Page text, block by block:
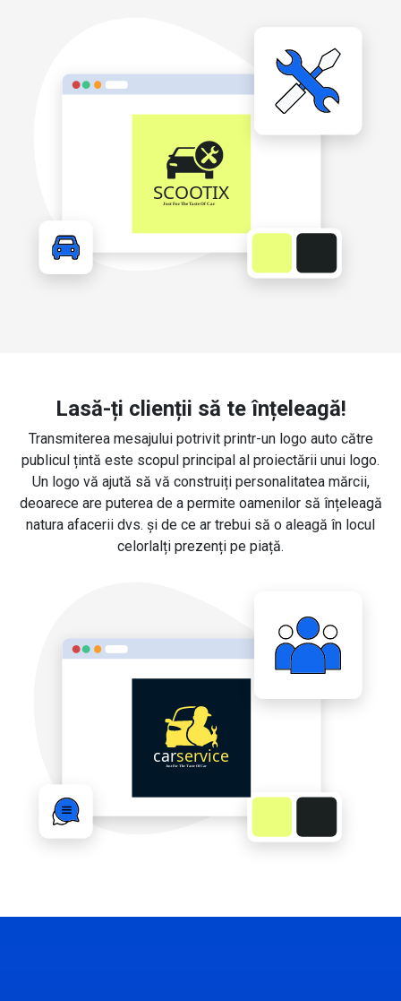
Lasă-ți clienții să te înțeleagă!
Transmiterea mesajului potrivit printr-un logo auto către
publicul țintă este scopul principal al proiectării unui logo.
Un logo vă ajută să vă construiți personalitatea mărcii,
deoarece are puterea de a permite oamenilor să înțeleagă
natura afacerii dvs. și de ce ar trebui să o aleagă în locul
celorlalți prezenți pe piață.